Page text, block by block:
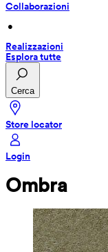
Collaborazioni
•
Realizzazioni
Esplora tutte
Cerca
Store locator
Login
Ombra